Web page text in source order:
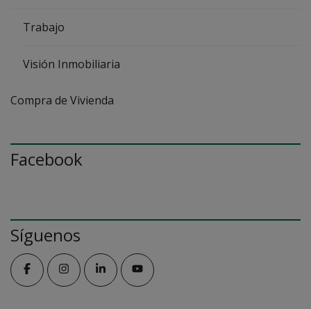
Trabajo
Visión Inmobiliaria
Compra de Vivienda
Facebook
Síguenos